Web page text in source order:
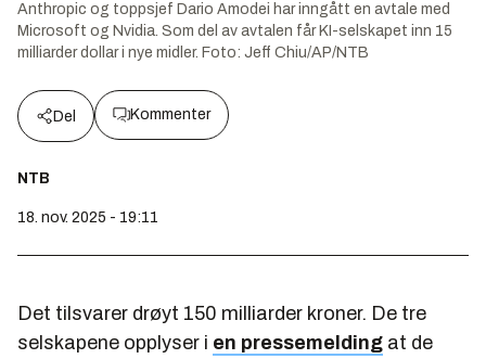
Anthropic og toppsjef Dario Amodei har inngått en avtale med
Microsoft og Nvidia. Som del av avtalen får KI-selskapet inn 15
milliarder dollar i nye midler. Foto: Jeff Chiu/AP/NTB
Del Kommenter
NTB
18. nov. 2025 - 19:11
Det tilsvarer drøyt 150 milliarder kroner. De tre
selskapene opplyser i en pressemelding at de